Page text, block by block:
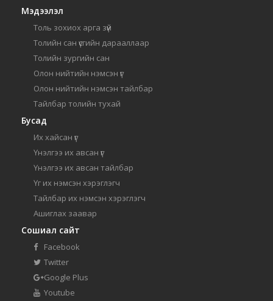
Мэдээлэл
Толь зохиох арга зүй
Толийн сан үсгийн дарааллаар
Толийн зургийн сан
Олон нийтийн нэмсэн үг
Олон нийтийн нэмсэн тайлбар
Тайлбар толийн тухай
Бусад
Их хайсан үг
Үнэлгээ их авсан үг
Үнэлгээ их авсан тайлбар
Үг их нэмсэн хэрэглэгч
Тайлбар их нэмсэн хэрэглэгч
Ашиглах заавар
Сошиал сайт
Facebook
Twitter
Google Plus
Youtube